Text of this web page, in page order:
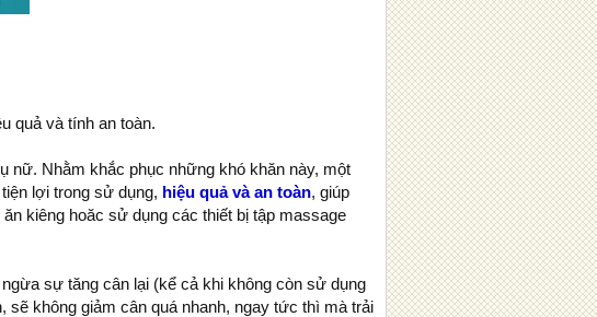
quả và tính an toàn.
nữ. Nhằm khắc phục những khó khăn này, một
lợi trong sử dụng, hiệu quả và an toàn, giúp
kiêng hoăc sử dụng các thiết bị tập massage
sự tăng cân lại (kể cả khi không còn sử dụng
sẽ không giảm cân quá nhanh, ngay tức thì mà trải